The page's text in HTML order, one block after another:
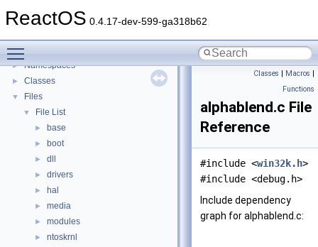
ReactOS 0.4.17-dev-599-ga318b62
Todo List
►
► Namespaces
► Classes
▼ Files
▼ File List
► base
► boot
► dll
► drivers
► hal
► media
► modules
► ntoskrnl
Classes | Macros |
Functions
alphablend.c File
Reference
#include <win32k.h>
#include <debug.h>
Include dependency
graph for alphablend.c: